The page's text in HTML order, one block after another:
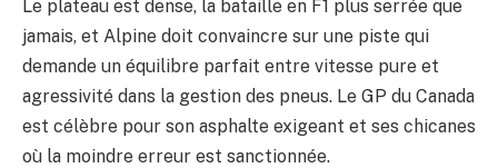
Le plateau est dense, la bataille en F1 plus serrée que
jamais, et Alpine doit convaincre sur une piste qui
demande un équilibre parfait entre vitesse pure et
agressivité dans la gestion des pneus. Le GP du Canada
est célèbre pour son asphalte exigeant et ses chicanes
où la moindre erreur est sanctionnée.